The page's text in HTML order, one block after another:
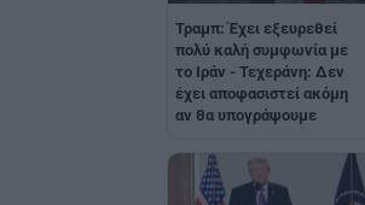
Τραμπ: Έχει εξευρεθεί
πολύ καλή συμφωνία με
το Ιράν - Τεχεράνη: Δεν
έχει αποφασιστεί ακόμη
αν θα υπογράψουμε